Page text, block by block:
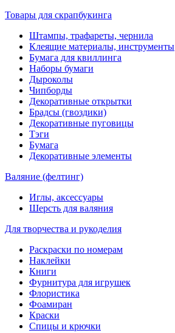
Товары для скрапбукинга
Штампы, трафареты, чернила
Клеящие материалы, инструменты
Бумага для квиллинга
Наборы бумаги
Дыроколы
Чипборды
Декоративные открытки
Брадсы (гвоздики)
Декоративные пуговицы
Тэги
Бумага
Декоративные элементы
Валяние (фелтинг)
Иглы, аксессуары
Шерсть для валяния
Для творчества и рукоделия
Раскраски по номерам
Наклейки
Книги
Фурнитура для игрушек
Флористика
Фоамиран
Краски
Спицы и крючки